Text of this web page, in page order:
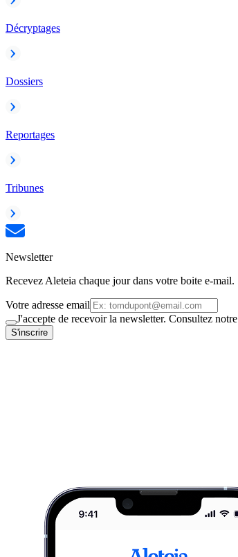
Décryptages
Dossiers
Reportages
Tribunes
Newsletter
Recevez Aleteia chaque jour dans votre boite e-mail.
Votre adresse email
J'accepte de recevoir la newsletter. Consultez notre
S'inscrire